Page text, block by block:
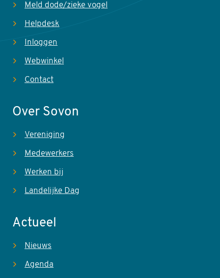
Meld dode/zieke vogel
Helpdesk
Inloggen
Webwinkel
Contact
Over Sovon
Vereniging
Medewerkers
Werken bij
Landelijke Dag
Actueel
Nieuws
Agenda